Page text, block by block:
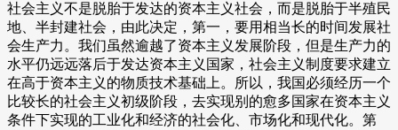
社会主义不是脱胎于发达的资本主义社会，而是脱胎于半殖民
地、半封建社会，由此决定，第一，要用相当长的时间发展社
会生产力。我们虽然逾越了资本主义发展阶段，但是生产力的
水平仍远远落后于发达资本主义国家，社会主义制度要求建立
在高于资本主义的物质技术基础上。所以，我国必须经历一个
比较长的社会主义初级阶段，去实现别的愈多国家在资本主义
条件下实现的工业化和经济的社会化、市场化和现代化。第